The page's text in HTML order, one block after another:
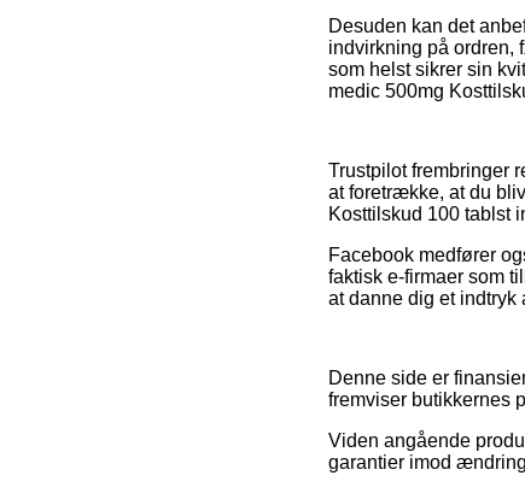
Desuden kan det
indvirkning på ordren,
som helst sikrer sin
medic 500mg
Trustpilot frembringer
at foretrække, at du
Kosttilskud 100 tablst
Facebook medfører
faktisk e-firmaer som
at danne dig et indtryk
Denne side er
fremviser butikkernes
Viden angående
garantier imod